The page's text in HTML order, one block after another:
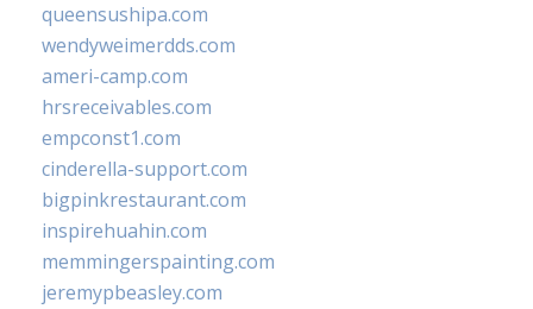
queensushipa.com
wendyweimerdds.com
ameri-camp.com
hrsreceivables.com
empconst1.com
cinderella-support.com
bigpinkrestaurant.com
inspirehuahin.com
memmingerspainting.com
jeremypbeasley.com